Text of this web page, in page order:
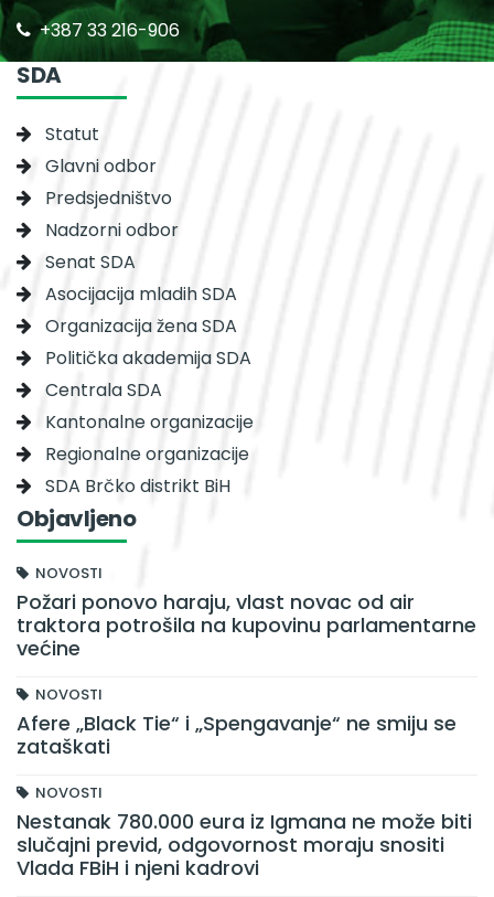
+387 33 216-906
SDA
Statut
Glavni odbor
Predsjedništvo
Nadzorni odbor
Senat SDA
Asocijacija mladih SDA
Organizacija žena SDA
Politička akademija SDA
Centrala SDA
Kantonalne organizacije
Regionalne organizacije
SDA Brčko distrikt BiH
Objavljeno
NOVOSTI
Požari ponovo haraju, vlast novac od air
traktora potrošila na kupovinu parlamentarne
većine
NOVOSTI
Afere „Black Tie“ i „Spengavanje“ ne smiju se
zataškati
NOVOSTI
Nestanak 780.000 eura iz Igmana ne može biti
slučajni previd, odgovornost moraju snositi
Vlada FBiH i njeni kadrovi